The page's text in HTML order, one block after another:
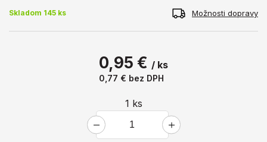
Skladom 145 ks Možnosti dopravy
0,95 € / ks
0,77 € bez DPH
1 ks